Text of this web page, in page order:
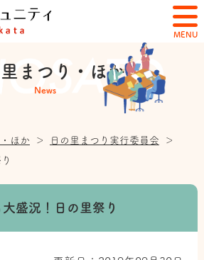
MENU
まつり・ほか
News
ほか ＞ 日の里まつり実行委員会
＞
盛況！日の里祭り